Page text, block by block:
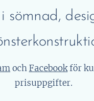
sömnad,
ochFacebookför
prisuppgifter.